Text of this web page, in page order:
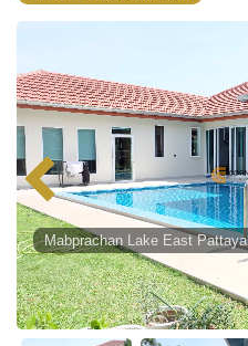
Mabprachan Lake East Pattaya